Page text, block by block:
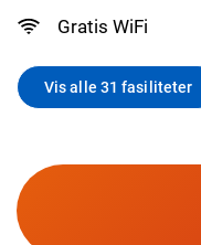
Gratis WiFi
Vis alle 31 fasiliteter